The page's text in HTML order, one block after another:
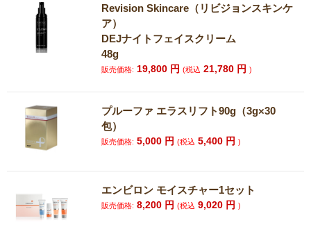
Revision Skincare（リビジョンスキンケ
ア）
DEJナイトフェイスクリーム
48g
販売価格: 19,800 円(税込 21,780 円)
プルーファ エラスリフト90g（3g×30
包）
販売価格: 5,000 円(税込 5,400 円)
エンビロン モイスチャー1セット
販売価格: 8,200 円(税込 9,020 円)